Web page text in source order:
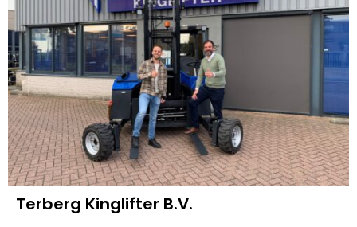
Terberg Kinglifter B.V.